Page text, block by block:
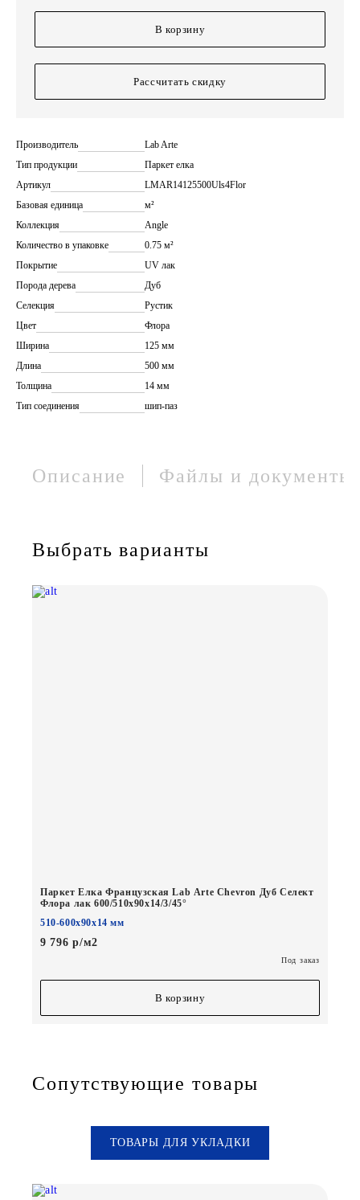
В корзину
Рассчитать скидку
Производитель
Lab Arte
Тип продукции
Паркет елка
Артикул
LMAR14125500Uls4Flor
Базовая единица
м²
Коллекция
Angle
Количество в упаковке
0.75 м²
Покрытие
UV лак
Порода дерева
Дуб
Селекция
Рустик
Цвет
Флора
Ширина
125 мм
Длина
500 мм
Толщина
14 мм
Тип соединения
шип-паз
Описание Файлы и документы
Выбрать варианты
Паркет Елка Французская Lab Arte Chevron Дуб Селект
Флора лак 600/510х90х14/3/45°
510-600х90х14 мм
9 796 р/м2
Под заказ
В корзину
Сопутствующие товары
ТОВАРЫ ДЛЯ УКЛАДКИ